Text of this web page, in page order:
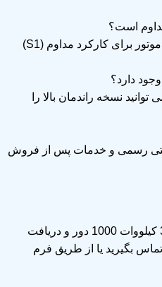
است؟
الف: بله، طراحی و سیم پیچی این موتور برای کارکرد مداوم (S1)
نسخه راندمان بالا را
18 ماه گارانتی رسمی و خدمات پس از فروش
برای خرید الکتروموتور موتوژن 37 کیلووات 1000 دور و دریافت
بگیرید یا از طریق فرم